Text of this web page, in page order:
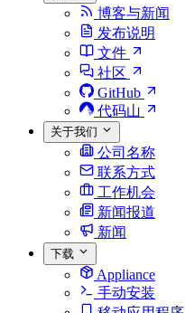
博客与新闻
发布说明
文件
社区
GitHub
代码山
关于我们
公司名称
联系方式
工作机会
新闻报道
新闻
下载
Appliance
手动安装